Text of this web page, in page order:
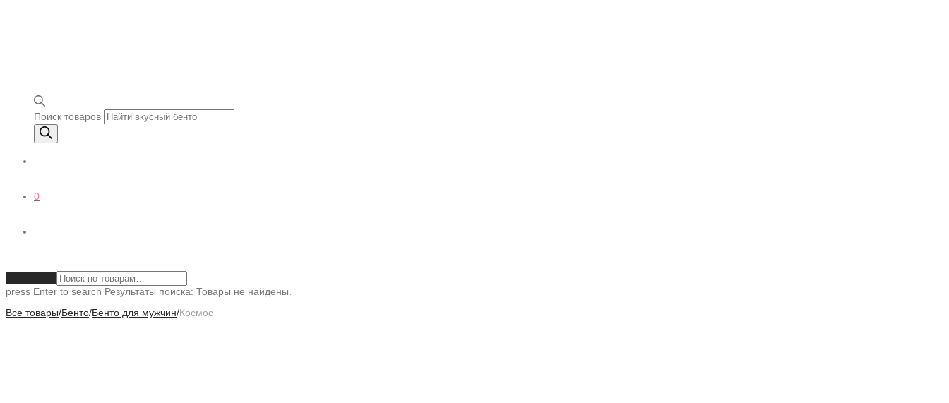
Поиск товаров
0
press Enter to search Результаты поиска: Товары не найдены.
Все товары/Бенто/Бенто для мужчин/Космос